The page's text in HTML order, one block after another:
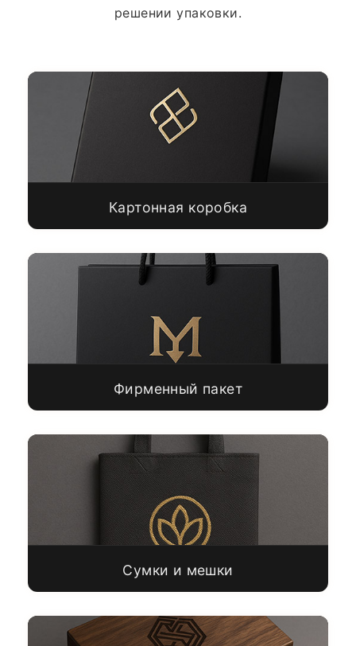
решении упаковки.
Картонная коробка
Фирменный пакет
Сумки и мешки